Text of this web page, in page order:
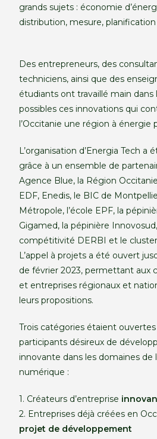
grands sujets : économie
distribution, mesure,
Des entrepreneurs, des
techniciens, ainsi que des
étudiants ont travaillé main dans
possibles ces innovations qui
l’Occitanie une région à énergie
L’organisation d’Energia Tech a
grâce à un ensemble de
Agence Blue, la Région
EDF, Enedis, le BIC de
Métropole, l’école EPF, la
Gigamed, la pépinière
compétitivité DERBI et le cluster
L’appel à projets a été ouvert
de février 2023, permettant aux
et entreprises régionaux et
leurs propositions.
Trois catégories étaient
participants désireux de
innovante dans les domaines de
numérique :
1. Créateurs d’entreprise
2. Entreprises déjà créées en
projet de développement